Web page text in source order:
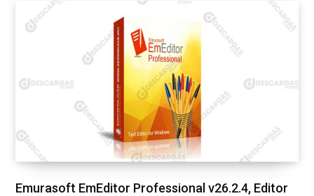
Emurasoft EmEditor Professional v26.2.4, Editor